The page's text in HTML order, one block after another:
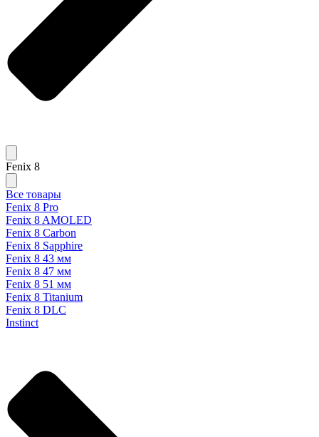
Fenix 8
Все товары
Fenix 8 Pro
Fenix 8 AMOLED
Fenix 8 Carbon
Fenix 8 Sapphire
Fenix 8 43 мм
Fenix 8 47 мм
Fenix 8 51 мм
Fenix 8 Titanium
Fenix 8 DLC
Instinct